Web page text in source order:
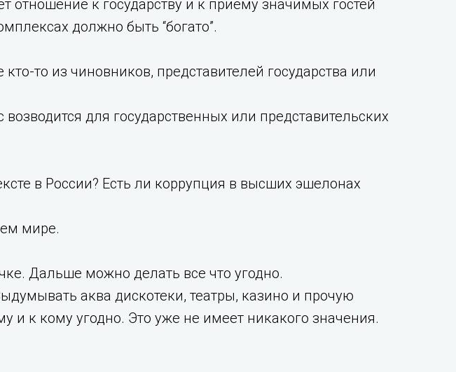
отношение к государству и к приему значимых гостей
должно быть “богато”.
то из чиновников, представителей государства или
для государственных или представительских
в России? Есть ли коррупция в высших эшелонах
мире.
Дальше можно делать все что угодно.
аква дискотеки, театры, казино и прочую
и к кому угодно. Это уже не имеет никакого значения.